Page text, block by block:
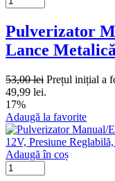
Pulverizator
Lance
53,00lei Prețul inițial a
49,99 lei.
17%
Adaugă la favorite
Adaugă în coș